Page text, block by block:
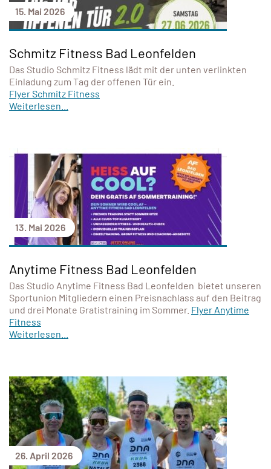
15. Mai 2026
Schmitz Fitness Bad Leonfelden
Das Studio Schmitz Fitness lädt mit der unten verlinkten
Einladung zum Tag der offenen Tür ein.
Flyer Schmitz Fitness
Weiterlesen...
13. Mai 2026
Anytime Fitness Bad Leonfelden
Das Studio Anytime Fitness Bad Leonfelden bietet unseren
Sportunion Mitgliedern einen Preisnachlass auf den Beitrag
und drei Monate Gratistraining im Sommer. Flyer Anytime
Fitness
Weiterlesen...
26. April 2026